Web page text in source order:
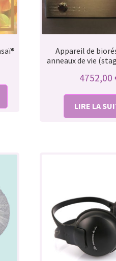
Appareil de
anneaux de vie
4752,00
LIRE LA